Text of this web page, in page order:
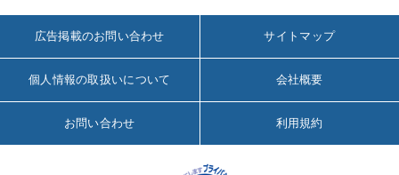
広告掲載のお問い合わせ サイトマップ
個人情報の取扱いについて 会社概要
お問い合わせ 利用規約